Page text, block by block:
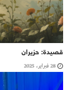
قصيدة: حزيران
28 فبراير، 2025